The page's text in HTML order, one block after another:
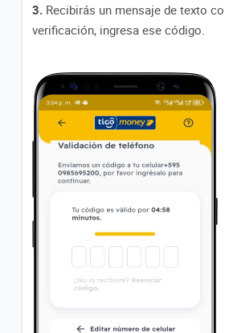
3. Recibirás un mensaje de texto
verificación, ingresa ese código.